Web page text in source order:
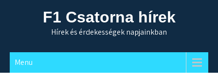
F1 Csatorna hírek
Hírek és érdekességek napjainkban
Menu